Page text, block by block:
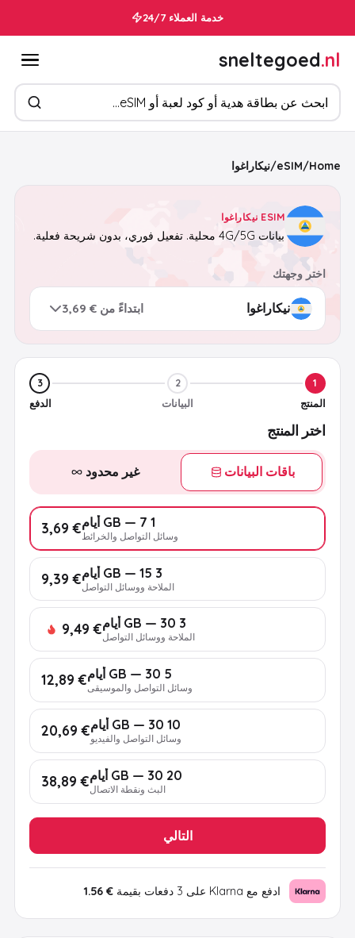
خدمة العملاء 24/7
sneltegoed.nl
ابحث عن المنتجات
Home
/
eSIM
/نيكاراغوا
ESIM نيكاراغوا
بيانات 4G/5G محلية. تفعيل فوري، بدون شريحة فعلية.
اختر وجهتك
ابتداءً من € 3,69
1
المنتج
2
البيانات
3
الدفع
اختر المنتج
باقات البيانات غير محدود
1 GB — 7 أيام
وسائل التواصل والخرائط € 3,69
3 GB — 15 أيام
الملاحة ووسائل التواصل€ 9,39
3 GB — 30 أيام
الملاحة ووسائل التواصل€ 9,49
5 GB — 30 أيام
وسائل التواصل والموسيقى€ 12,89
10 GB — 30 أيام
وسائل التواصل والفيديو€ 20,69
20 GB — 30 أيام
البث ونقطة الاتصال€ 38,89
التالي
ادفع مع Klarna على 3 دفعات بقيمة € 1.56